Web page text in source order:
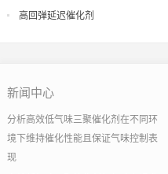
高回弹延迟催化剂
新闻中心
分析高效低气味三聚催化剂在不同环
境下维持催化性能且保证气味控制表
现